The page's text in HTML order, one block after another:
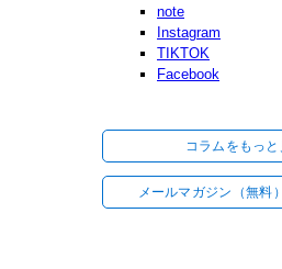
note
Instagram
TIKTOK
Facebook
コラムをもっと
メールマガジン（無料